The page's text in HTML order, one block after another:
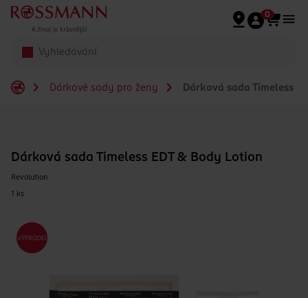
Přeskočit na hlavmní obsah
0
Dárkové sady pro ženy Dárková sada Timeless
Dárková sada Timeless EDT & Body Lotion
Revolution
1 ks